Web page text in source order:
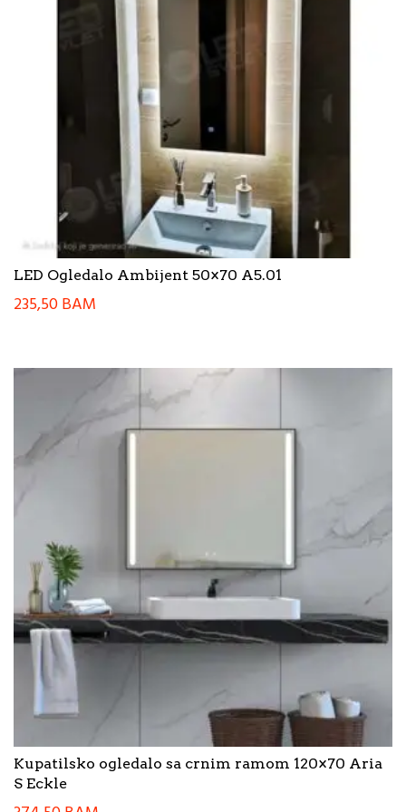
LED Ogledalo Ambijent 50×70 A5.01
235,50BAM
Kupatilsko ogledalo sa crnim ramom 120×70 Aria
S Eckle